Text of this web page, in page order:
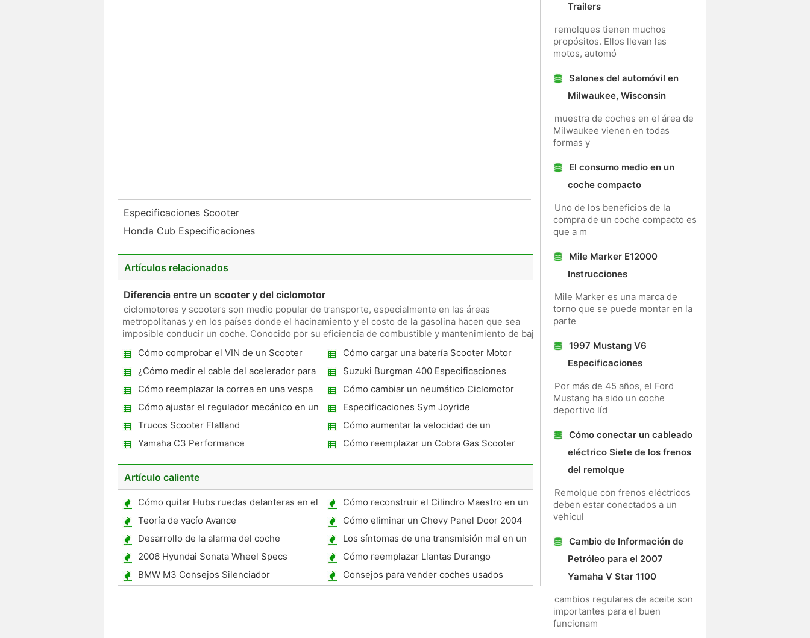
Especificaciones Scooter
Honda Cub Especificaciones
Artículos relacionados
Diferencia entre un scooter y del ciclomotor
ciclomotores y scooters son medio popular de transporte, especialmente en las áreas
metropolitanas y en los países donde el hacinamiento y el costo de la gasolina hacen que sea
imposible conducir un coche. Conocido por su eficiencia de combustible y mantenimiento de bajo
Cómo comprobar el VIN de un Scooter
Motor
Cómo cargar una batería Scooter Motor
¿Cómo medir el cable del acelerador para
una Scooter
Suzuki Burgman 400 Especificaciones
Cómo reemplazar la correa en una vespa
Cómo cambiar un neumático Ciclomotor
Cómo ajustar el regulador mecánico en un
Go-Kart
Especificaciones Sym Joyride
Trucos Scooter Flatland
Cómo aumentar la velocidad de un
ciclomotor de Puch
Yamaha C3 Performance
Cómo reemplazar un Cobra Gas Scooter
Correas
Artículo caliente
Cómo quitar Hubs ruedas delanteras en el
2001 Mitsubishi Montero Sport
Cómo reconstruir el Cilindro Maestro en un
Mustang 1966
Teoría de vacío Avance
Cómo eliminar un Chevy Panel Door 2004
Desarrollo de la alarma del coche
Los síntomas de una transmisión mal en un
Acura
2006 Hyundai Sonata Wheel Specs
Cómo reemplazar Llantas Durango
BMW M3 Consejos Silenciador
Consejos para vender coches usados ​​
Trailers
remolques tienen muchos
propósitos. Ellos llevan las
motos, automó
Salones del automóvil en
Milwaukee, Wisconsin
muestra de coches en el área de
Milwaukee vienen en todas
formas y
El consumo medio en un
coche compacto
Uno de los beneficios de la
compra de un coche compacto es
que a m
Mile Marker E12000
Instrucciones
Mile Marker es una marca de
torno que se puede montar en la
parte
1997 Mustang V6
Especificaciones
Por más de 45 años, el Ford
Mustang ha sido un coche
deportivo líd
Cómo conectar un cableado
eléctrico Siete de los frenos
del remolque
Remolque con frenos eléctricos
deben estar conectados a un
vehícul
Cambio de Información de
Petróleo para el 2007
Yamaha V Star 1100
cambios regulares de aceite son
importantes para el buen
funcionam